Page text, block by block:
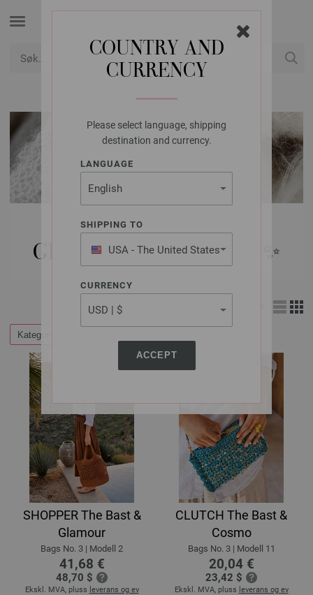
COUNTRY AND
CURRENCY
Please select language, shipping
destination and currency.
LANGUAGE
SHIPPING TO
USA - The United States
of America
CURRENCY
ACCEPT
MODELLPAKKE
GLITTER & PALJETTER ✨️
Kategorier
SHOPPER The Bast &
Glamour
Bags No. 3 | Modell 2
41,68 €
48,70 $
Ekskl. MVA, pluss leverans og ev
CLUTCH The Bast &
Cosmo
Bags No. 3 | Modell 11
20,04 €
23,42 $
Ekskl. MVA, pluss leverans og ev